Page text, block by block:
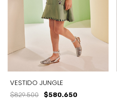
VESTIDO JUNGLE
$829.500 $580.650